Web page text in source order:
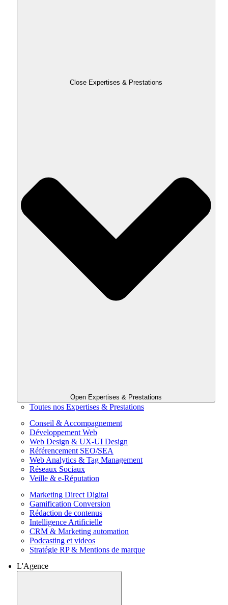
Close Expertises & Prestations
Open Expertises & Prestations
Toutes nos Expertises & Prestations
Conseil & Accompagnement
Développement Web
Web Design & UX-UI Design
Référencement SEO/SEA
Web Analytics & Tag Management
Réseaux Sociaux
Veille & e-Réputation
Marketing Direct Digital
Gamification Conversion
Rédaction de contenus
Intelligence Artificielle
CRM & Marketing automation
Podcasting et videos
Stratégie RP & Mentions de marque
L'Agence